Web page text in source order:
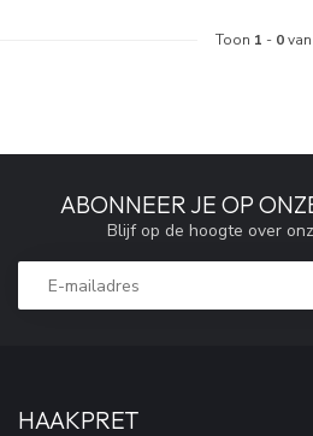
Toon 1 - 0
ABONNEER JE OP
Blijf op de hoogte over
HAAKPRET